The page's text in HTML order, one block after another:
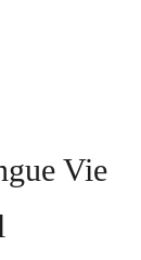
Vie